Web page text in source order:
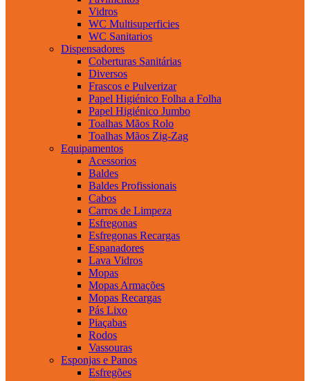
Vidros
WC Multisuperficies
WC Sanitarios
Dispensadores
Coberturas Sanitárias
Diversos
Frascos e Pulverizar
Papel Higiénico Folha a Folha
Papel Higiénico Jumbo
Toalhas Mãos Rolo
Toalhas Mãos Zig-Zag
Equipamentos
Acessorios
Baldes
Baldes Profissionais
Cabos
Carros de Limpeza
Esfregonas
Esfregonas Recargas
Espanadores
Lava Vidros
Mopas
Mopas Armações
Mopas Recargas
Pás Lixo
Piaçabas
Rodos
Vassouras
Esponjas e Panos
Esfregões